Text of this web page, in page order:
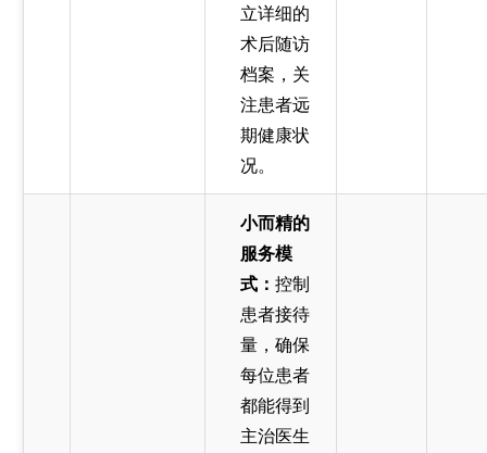
立详细的
术后随访
档案，关
注患者远
期健康状
况。
小而精的
服务模
式： 控制
患者接待
量，确保
每位患者
都能得到
主治医生